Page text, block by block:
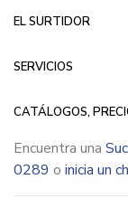
EL SURTIDOR
SERVICIOS
CATÁLOGOS,
Encuentra una
0289 o inicia un